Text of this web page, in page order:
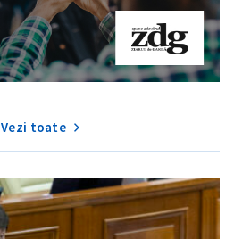
Vezi toate